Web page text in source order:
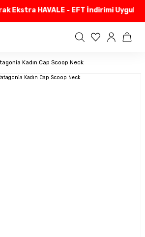
Ekstra HAVALE - EFT İndirimi
Kadın Cap Scoop Neck